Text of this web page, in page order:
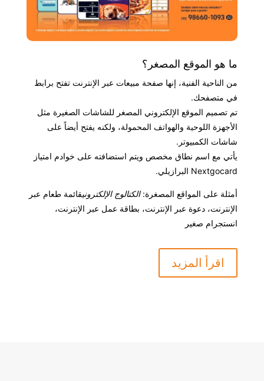
ما هو الموقع المصغر؟
من الناحية الفنية، إنها صفحة مبيعات عبر الإنترنت تفتح برابط
في متصفحك.
تم تصميم الموقع الإلكتروني المصغر للشاشات الصغيرة مثل
الأجهزة اللوحية والهواتف المحمولة، ولكنه يفتح أيضاً على
شاشات الكمبيوتر.
يأتي مع اسم نطاق مخصص ويتم استضافته على خوادم امتياز
Nextgocard البرازيلي.
أمثلة على المواقع المصغرة:الكتالوج الإلكترونيقائمة طعام عبر
الإنترنت، دعوة عبر الإنترنت، بطاقة عمل عبر الإنترنت،
انستجرام صغير
اقرأ المزيد